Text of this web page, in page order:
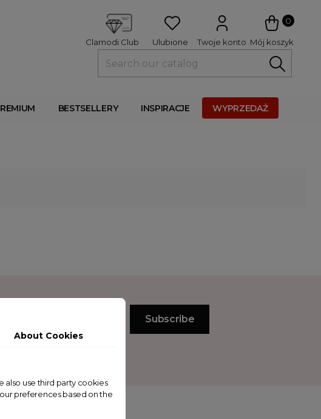
0
Mój koszyk
Twoje konto
Ulubione
Clamodi Club
BESTSELLERY INSPIRACJE WYPRZEDAŻ
About Cookies
also use third party cookies
preferences based on the